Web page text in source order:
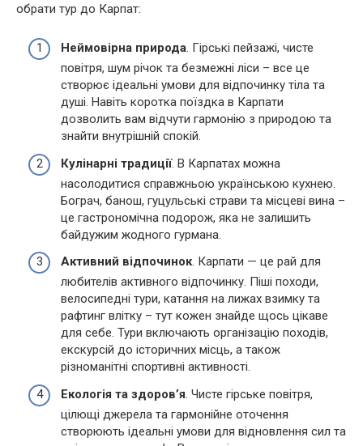
обрати тур до Карпат:
Неймовірна природа. Гірські пейзажі, чисте
повітря, шум річок та безмежні ліси – все це
створює ідеальні умови для відпочинку тіла та
душі. Навіть коротка поїздка в Карпати
дозволить вам відчути гармонію з природою та
знайти внутрішній спокій.
Кулінарні традиції. В Карпатах можна
насолодитися справжньою українською кухнею.
Бограч, банош, гуцульські страви та місцеві вина –
це гастрономічна подорож, яка не залишить
байдужим жодного гурмана.
Активний відпочинок. Карпати — це рай для
любителів активного відпочинку. Піші походи,
велосипедні тури, катання на лижах взимку та
рафтинг влітку – тут кожен знайде щось цікаве
для себе. Тури включають організацію походів,
екскурсій до історичних місць, а також
різноманітні спортивні активності.
Екологія та здоров’я. Чисте гірське повітря,
цілющі джерела та гармонійне оточення
створюють ідеальні умови для відновлення сил та